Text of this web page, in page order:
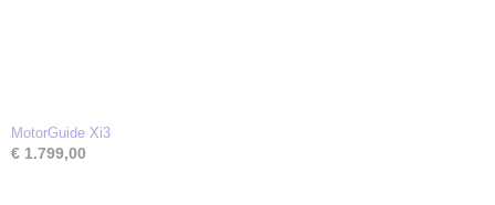
MotorGuide Xi3
€ 1.799,00